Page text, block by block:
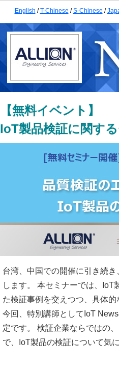
English /T-Chinese /S-Chinese /
【無料イベント】
IoT製品検証に関す
台湾、中国での開催に引き続
します。 本セミナーでは、IoT
た検証事例を交えつつ、具体
今回、特別講師としてIoT
定です。 検証企業ならではの
で、IoT製品の検証について気